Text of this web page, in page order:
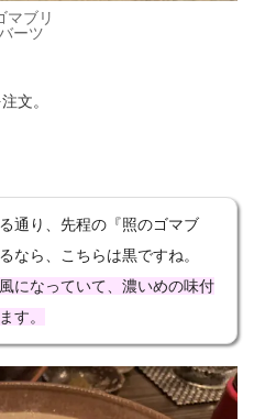
マブリ
ーツ
文。
通り、先程の『照のゴマブ
なら、こちらは黒ですね。
になっていて、濃いめの味付
す。